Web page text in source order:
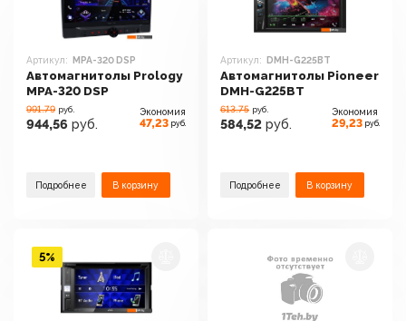
Артикул: MPA-320 DSP
Автомагнитолы Prology
MPA-320 DSP
991.79 руб.
944,56 руб.
Экономия
47,23 руб.
Подробнее В корзину
Артикул: DMH-G225BT
Автомагнитолы Pioneer
DMH-G225BT
613.75 руб.
584,52 руб.
Экономия
29,23 руб.
Подробнее В корзину
5%